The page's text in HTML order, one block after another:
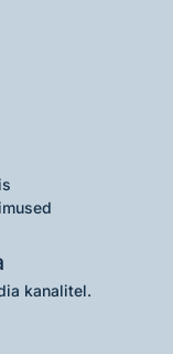
kanalitel.